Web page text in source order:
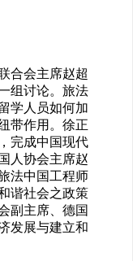
合会主席赵超
组讨论。旅法
学人员如何加
带作用。徐正
完成中国现代
人协会主席赵
法中国工程师
谐社会之政策
副主席、德国
发展与建立和